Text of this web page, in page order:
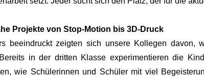
Projekte von Stop-Motion bis 3D-Druck
beeindruckt zeigten sich unsere Kollegen davon,
in der dritten Klasse experimentieren die
wie Schülerinnen und Schüler mit viel